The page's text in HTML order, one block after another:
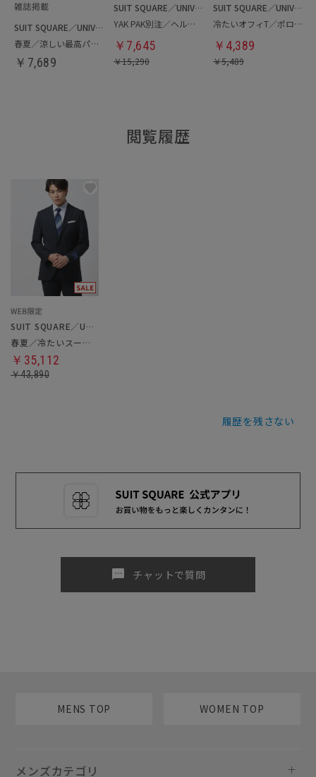
SUIT SQUARE／UNIVERSAL LANGUAGE
春夏／涼しい最高パンツ
￥ 7,689
SUIT SQUARE／UNIVERSAL LANGUAGE
YAK PAK別注／ヘルメットバッグ
￥ 7,645
￥15,290
SUIT SQUARE／UNIVERSAL LANGUAGE
冷たいオフィT／ポロシャツ
￥ 4,389
￥5,489
閲覧履歴
SUIT SQUARE／UNIVERSAL LANGUAGE
春夏／冷たいスーツ／ツーパンツ
￥35,112
￥43,890
履歴を残さない
sms チャットで質問
MENS TOP WOMEN TOP
メンズカテゴリ